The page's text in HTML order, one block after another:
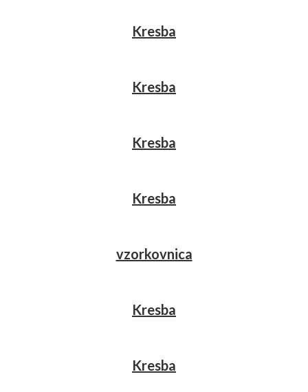
Kresba
Kresba
Kresba
Kresba
vzorkovnica
Kresba
Kresba